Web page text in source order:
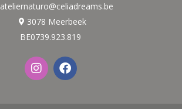
ateliernaturo@celiadreams.be
3078 Meerbeek
BE0739.923.819
I
n
s
F
a
c